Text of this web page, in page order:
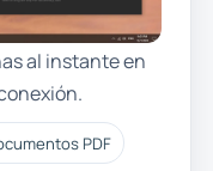
al instante en
PDF